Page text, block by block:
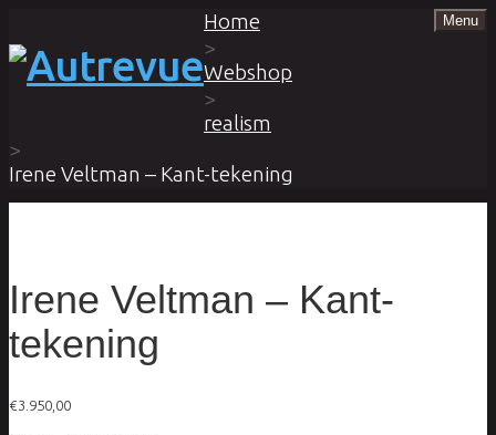
Menu
Home
>
Webshop
>
realism
>
Irene Veltman – Kant-tekening
Irene Veltman – Kant-
tekening
€3.950,00